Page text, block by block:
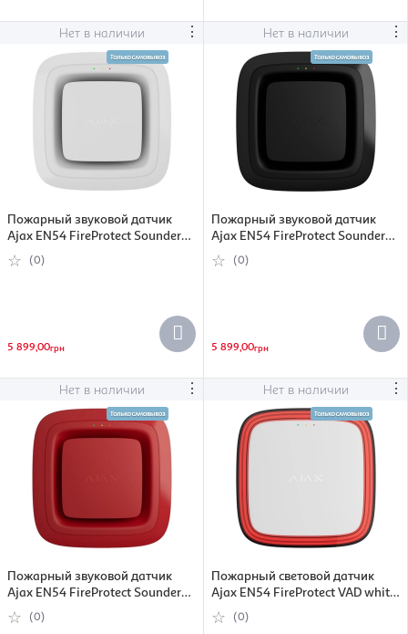
Нет в наличии ⋮
Пожарный звуковой датчик
Ajax EN54 FireProtect Sounder
white (000057178)
(0)
5 899,00грн
Нет в наличии ⋮
Пожарный звуковой датчик
Ajax EN54 FireProtect Sounder
black (000057176)
(0)
5 899,00грн
Нет в наличии ⋮
Пожарный звуковой датчик
Ajax EN54 FireProtect Sounder
red (000057177)
(0)
Нет в наличии ⋮
Пожарный световой датчик
Ajax EN54 FireProtect VAD white
(000057172)
(0)